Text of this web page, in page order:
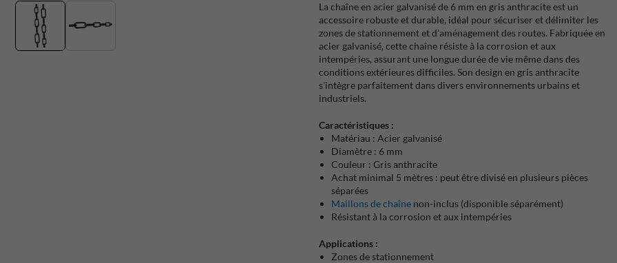
La chaîne en acier galvanisé de 6 mm en gris anthracite est un
accessoire robuste et durable, idéal pour sécuriser et délimiter les
zones de stationnement et d'aménagement des routes. Fabriquée en
acier galvanisé, cette chaîne résiste à la corrosion et aux
intempéries, assurant une longue durée de vie même dans des
conditions extérieures difficiles. Son design en gris anthracite
s'intègre parfaitement dans divers environnements urbains et
industriels.
Caractéristiques :
Matériau : Acier galvanisé
Diamètre : 6 mm
Couleur : Gris anthracite
Achat minimal 5 mètres : peut être divisé en plusieurs pièces
séparées
Maillons de chaîne non-inclus (disponible séparément)
Résistant à la corrosion et aux intempéries
Applications :
Zones de stationnement